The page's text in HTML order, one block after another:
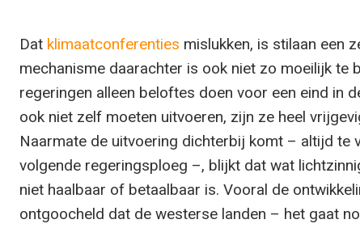
Dat klimaatconferenties mislukken, is stilaan een
mechanisme daarachter is ook niet zo moeilijk te
regeringen alleen beloftes doen voor een eind in
ook niet zelf moeten uitvoeren, zijn ze heel
Naarmate de uitvoering dichterbij komt – altijd te
volgende regeringsploeg –, blijkt dat wat
niet haalbaar of betaalbaar is. Vooral de
ontgoocheld dat de westerse landen – het gaat